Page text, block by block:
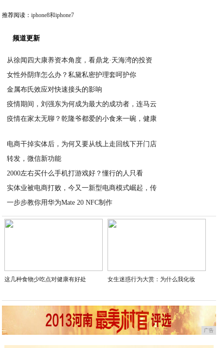
推荐阅读：iphone8和iphone7
频道更新
从徐闻四大康养资本角度，看鼎龙·天海湾的投资
女性外阴痒怎么办？私黛私密护理套呵护你
金属布氏效应对快速接头的影响
疫情期间，刘强东为何成为最大的成功者，连马云
疫情在家太无聊？乾隆爷都爱的小食来一碗，健康
电商干掉实体后，为何又要从线上走回线下开门店
转发，微信新功能
2000左右买什么手机打游戏好？懂行的人只看
实体业被电商打败，今又一新型电商模式崛起，传
一步步教你用华为Mate 20 NFC制作
2020-04-04
这几种食物少吃点对健康有好处 女生迷惑行为大赏：为什么我化妆
广告